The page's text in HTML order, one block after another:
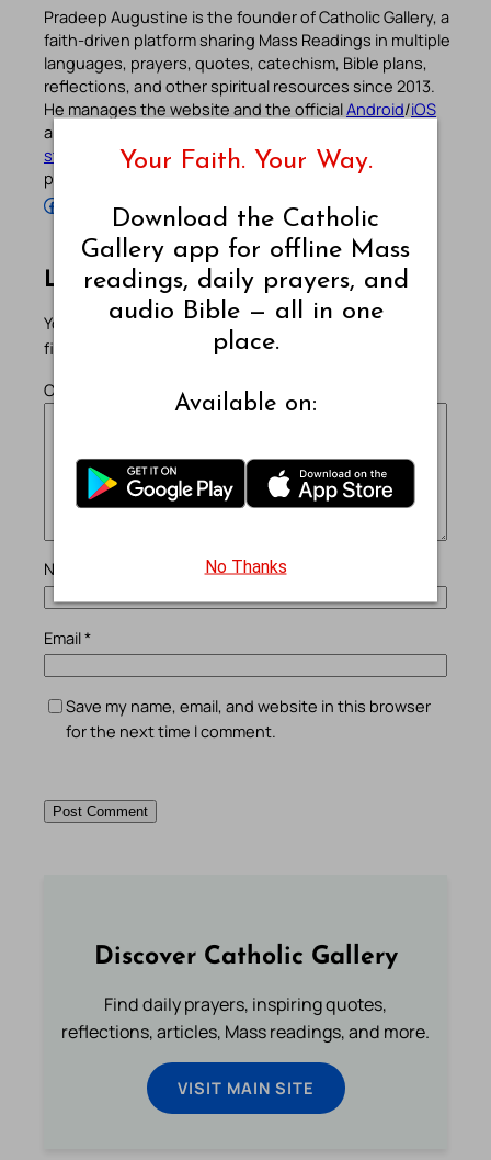
Pradeep Augustine is the founder of Catholic Gallery, a
faith-driven platform sharing Mass Readings in multiple
languages, prayers, quotes, catechism, Bible plans,
reflections, and other spiritual resources since 2013.
He manages the website and the officialAndroid/iOS
apps alongside his professional career (
story
). Stay connected with him on the official social
profiles below.
Follow Pradeep on Facebook
Subscribe to Pradeep’s Youtube Channel
Leave a Reply
Your email address will not be published.
Required
fields are marked
Comment
Name
Email*
Save my name, email, and website in this browser
for the next time I comment.
Discover Catholic Gallery
Find daily prayers, inspiring quotes,
reflections, articles, Mass readings, and more.
VISIT MAIN SITE
Your Faith. Your Way.
Download the Catholic
Gallery app for offline Mass
readings, daily prayers, and
audio Bible — all in one
place.
Available on:
No Thanks